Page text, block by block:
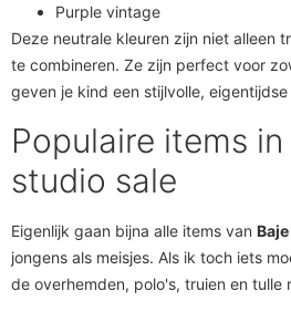
Purple vintage
Deze neutrale kleuren zijn niet alleen
te combineren. Ze zijn perfect voor
geven je kind een stijlvolle, eigentijdse
Populaire items
studio sale
Eigenlijk gaan bijna alle items van Baje
jongens als meisjes. Als ik toch iets
de overhemden, polo's, truien en tulle